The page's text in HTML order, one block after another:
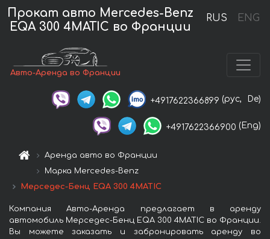
RUS ENG
Прокат авто Mercedes-Benz
EQA 300 4MATIC во Франции
Авто-Аренда во Франции
+4917622366899 (рус, De)
+4917622366900 (Eng)
Аренда авто во Франции
Марка Mercedes-Benz
Мерседес-Бенц EQA 300 4MATIC
Компания Авто-Аренда предлагает в аренду
автомобиль Мерседес-Бенц EQA 300 4MATIC во Франции.
Вы можете заказать и забронировать аренду во